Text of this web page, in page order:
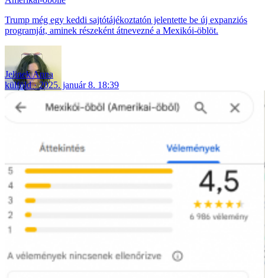
Trump még egy keddi sajtótájékoztatón jelentette be új expanziós
programját, aminek részeként átnevezné a Mexikói-öblöt.
Jelinek Anna
külföld
2025. január 8. 18:39